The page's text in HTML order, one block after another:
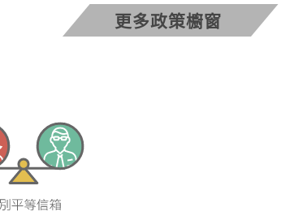
更多政策櫥窗